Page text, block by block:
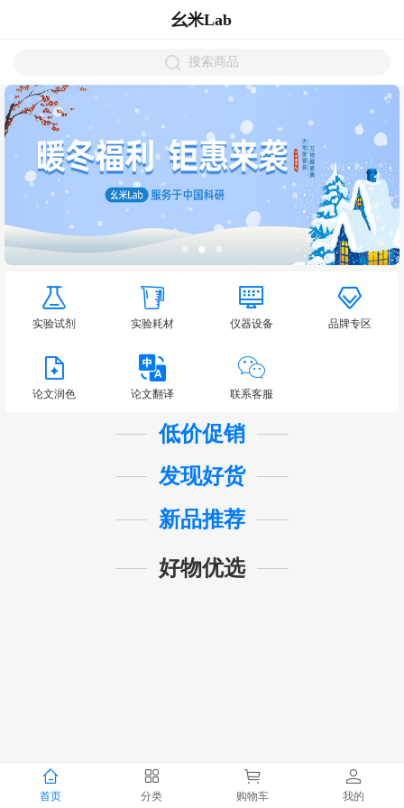
幺米Lab
搜索商品
实验试剂 实验耗材 仪器设备 品牌专区
论文润色 论文翻译 联系客服
低价促销
发现好货
新品推荐
好物优选
首页 分类 购物车 我的